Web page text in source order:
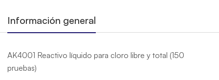
Información general
AK4001 Reactivo líquido para cloro libre y total (150
pruebas)